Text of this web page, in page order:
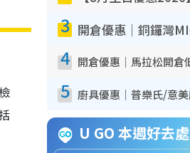
3
4
5
U GO 本週好去處